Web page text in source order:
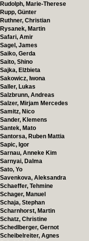
Rudolph, Marie-Therese
Rupp, Günter
Ruthner, Christian
Rysanek, Martin
Safari, Amir
Sagel, James
Saiko, Gerda
Saito, Shino
Sajka, Elżbieta
Sakowicz, Iwona
Saller, Lukas
Salzbrunn, Andreas
Salzer, Mirjam Mercedes
Samitz, Nico
Sander, Klemens
Santek, Mato
Santorsa, Ruben Mattia
Sapic, Igor
Sarnau, Anneke Kim
Sarnyai, Dalma
Sato, Yo
Savenkova, Aleksandra
Schaeffer, Tehmine
Schager, Manuel
Schaja, Stephan
Scharnhorst, Martin
Schatz, Christine
Schedlberger, Gernot
Scheibelreiter, Agnes